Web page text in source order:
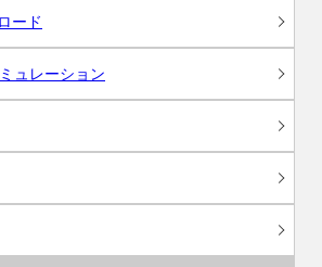
ード
ュレーション